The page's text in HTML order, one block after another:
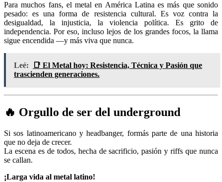
Para muchos fans, el metal en América Latina es más que sonido
pesado: es una forma de resistencia cultural. Es voz contra la
desigualdad, la injusticia, la violencia política. Es grito de
independencia. Por eso, incluso lejos de los grandes focos, la llama
sigue encendida —y más viva que nunca.
Leé:
📑 El Metal hoy: Resistencia, Técnica y Pasión que
trascienden generaciones.
🔥 Orgullo de ser del underground
Si sos latinoamericano y headbanger, formás parte de una historia
que no deja de crecer.
La escena es de todos, hecha de sacrificio, pasión y riffs que nunca
se callan.
¡Larga vida al metal latino!